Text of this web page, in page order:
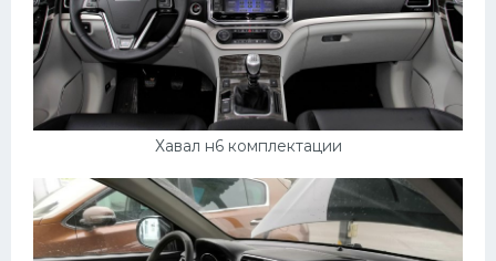
Хавал н6 комплектации
Самокаты
Велосипеды
Рено
Прогулочные суда
Лимузины
Камаз